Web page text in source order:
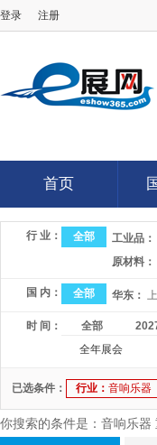
登录 注册
首页
首页
行 业： 全部 工业品：
原材料：
国 内： 全部 华东：
时 间： 全部
全年展会
已选条件： 行业： 音响乐器
你搜索的条件是：音响乐